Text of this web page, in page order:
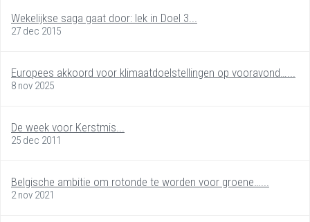
Wekelijkse saga gaat door: lek in Doel 3...
27 dec 2015
Europees akkoord voor klimaatdoelstellingen op vooravond…...
8 nov 2025
De week voor Kerstmis...
25 dec 2011
Belgische ambitie om rotonde te worden voor groene…...
2 nov 2021